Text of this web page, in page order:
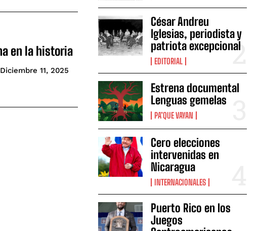
en la historia
Diciembre 11, 2025
César Andreu
Iglesias, periodista y
patriota excepcional
EDITORIAL
Estrena documental
Lenguas gemelas
PA’QUE VAYAN
Cero elecciones
intervenidas en
Nicaragua
INTERNACIONALES
Puerto Rico en los
Juegos